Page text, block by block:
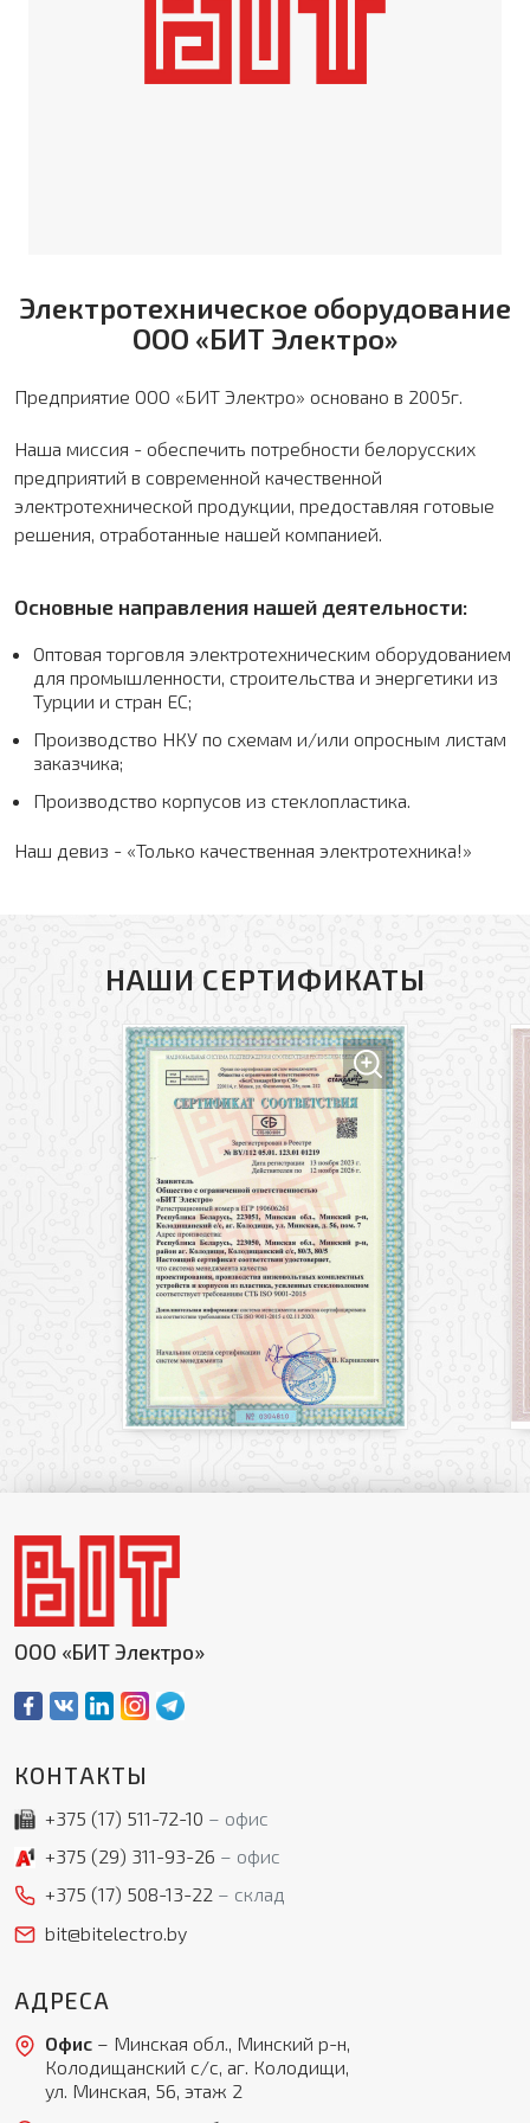
Электротехническое оборудование
ООО «БИТ Электро»
Предприятие ООО «БИТ Электро» основано в 2005г.
Наша миссия - обеспечить потребности белорусских
предприятий в современной качественной
электротехнической продукции, предоставляя готовые
решения, отработанные нашей компанией.
Основные направления нашей деятельности:
Оптовая торговля электротехническим оборудованием
для промышленности, строительства и энергетики из
Турции и стран ЕС;
Производство НКУ по схемам и/или опросным листам
заказчика;
Производство корпусов из стеклопластика.
Наш девиз - «Только качественная электротехника!»
НАШИ СЕРТИФИКАТЫ
ООО «БИТ Электро»
КОНТАКТЫ
+375 (17) 511-72-10
офис
+375 (29) 311-93-26
офис
+375 (17) 508-13-22
склад
bit@bitelectro.by
АДРЕСА
Офис– Минская обл., Минский р-н,
Колодищанский с/с, аг. Колодищи,
ул. Минская, 56, этаж 2